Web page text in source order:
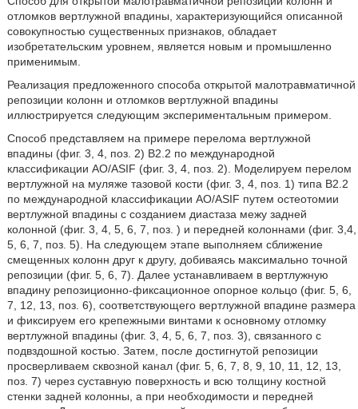
отломков вертлужной впадины, характеризующийся описанной
совокупностью существенных признаков, обладает
изобретательским уровнем, является новым и промышленно
применимым.
Реализация предложенного способа открытой малотравматичной
репозиции колонн и отломков вертлужной впадины
иллюстрируется следующим экспериментальным примером.
Способ представляем на примере перелома вертлужной
впадины (фиг. 3, 4, поз. 2) В2.2 по международной
классификации AO/ASIF (фиг. 3, 4, поз. 2). Моделируем перелом
вертлужной на муляже тазовой кости (фиг. 3, 4, поз. 1) типа В2.2
по международной классификации AO/ASIF путем остеотомии
вертлужной впадины с созданием диастаза межу задней
колонной (фиг. 3, 4, 5, 6, 7, поз. ) и передней колоннами (фиг. 3,4,
5, 6, 7, поз. 5). На следующем этапе выполняем сближение
смещенных колонн друг к другу, добиваясь максимально точной
репозиции (фиг. 5, 6, 7). Далее устанавливаем в вертлужную
впадину репозиционно-фиксационное опорное кольцо (фиг. 5, 6,
7, 12, 13, поз. 6), соответствующего вертлужной впадине размера
и фиксируем его крепежными винтами к основному отломку
вертлужной впадины (фиг. 3, 4, 5, 6, 7, поз. 3), связанного с
подвздошной костью. Затем, после достигнутой репозиции
просверливаем сквозной канал (фиг. 5, 6, 7, 8, 9, 10, 11, 12, 13,
поз. 7) через суставную поверхность и всю толщину костной
стенки задней колонны, а при необходимости и передней